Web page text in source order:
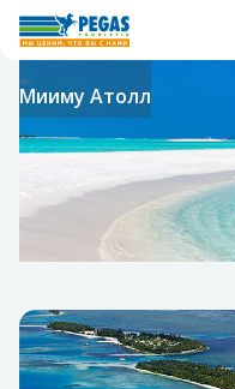
Мииму Атолл